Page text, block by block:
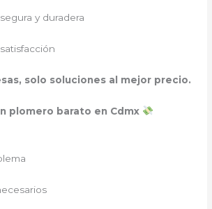
y duradera
solo soluciones al mejor precio.
plomero barato en Cdmx